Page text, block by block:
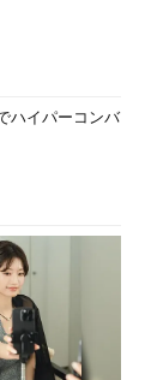
ハイパーコンバ